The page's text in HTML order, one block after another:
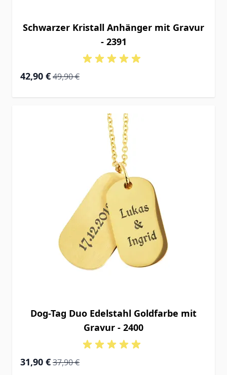
Schwarzer Kristall Anhänger mit Gravur
- 2391
Special Price
42,90 € Regular Price
49,90 €
Dog-Tag Duo Edelstahl Goldfarbe mit
Gravur - 2400
Special Price
31,90 € Regular Price
37,90 €